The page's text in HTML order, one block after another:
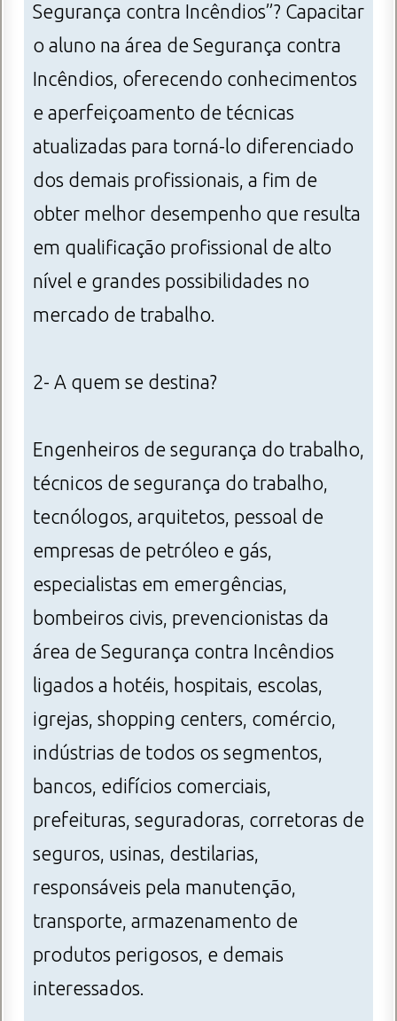
Segurança contra Incêndios”? Capacitar
o aluno na área de Segurança contra
Incêndios, oferecendo conhecimentos
e aperfeiçoamento de técnicas
atualizadas para torná-lo diferenciado
dos demais profissionais, a fim de
obter melhor desempenho que resulta
em qualificação profissional de alto
nível e grandes possibilidades no
mercado de trabalho.
2- A quem se destina?
Engenheiros de segurança do trabalho,
técnicos de segurança do trabalho,
tecnólogos, arquitetos, pessoal de
empresas de petróleo e gás,
especialistas em emergências,
bombeiros civis, prevencionistas da
área de Segurança contra Incêndios
ligados a hotéis, hospitais, escolas,
igrejas, shopping centers, comércio,
indústrias de todos os segmentos,
bancos, edifícios comerciais,
prefeituras, seguradoras, corretoras de
seguros, usinas, destilarias,
responsáveis pela manutenção,
transporte, armazenamento de
produtos perigosos, e demais
interessados.